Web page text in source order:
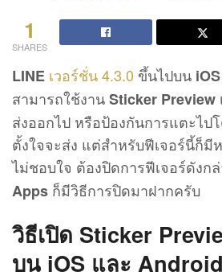
1
SHARES
LINE เวอร์ชั่น 4.3.0 ขึ้นไปบน iOS
สามารถใช้งานSticker Preview
ส่งออกไป หรือป้องกันการแตะไป
ตั้งใจจะส่ง แต่สำหรับฟีเจอร์นี้ก็มี
ไม่ชอบใจ ต้องปิดการฟีเจอร์ดังก
Apps ก็มีวิธีการปิดมาฝากครับ
วิธีเปิด Sticker
บน iOS และ Android